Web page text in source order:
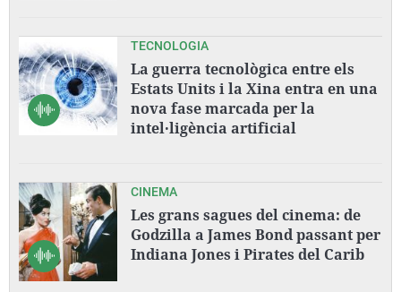
TECNOLOGIA
La guerra tecnològica entre els
Estats Units i la Xina entra en una
nova fase marcada per la
intel·ligència artificial
CINEMA
Les grans sagues del cinema: de
Godzilla a James Bond passant per
Indiana Jones i Pirates del Carib